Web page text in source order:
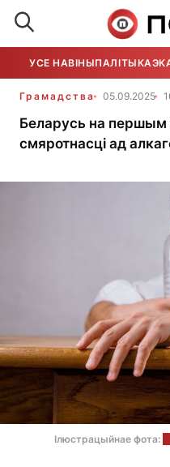
УСЕ НАВІНЫПАЛІТЫКА
Грамадства 05.09.2025
Беларусь на
смяротнасці ад
Ілюстрацыйнае фота: